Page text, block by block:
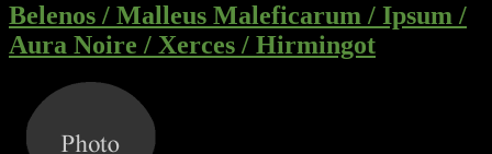
Belenos / Malleus Maleficarum / Ipsum /
Aura Noire / Xerces / Hirmingot